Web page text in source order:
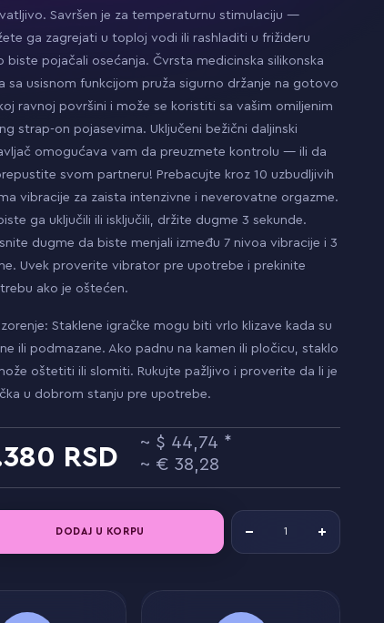
Savršen je za temperaturnu stimulaciju —
ga zagrejati u toploj vodi ili rashladiti u frižideru
biste pojačali osećanja. Čvrsta medicinska silikonska
sa usisnom funkcijom pruža sigurno držanje na gotovo
ravnoj površini i može se koristiti sa vašim omiljenim
strap-on pojasevima. Uključeni bežični daljinski
omogućava vam da preuzmete kontrolu — ili da
svom partneru! Prebacujte kroz 10 uzbudljivih
vibracije za zaista intenzivne i neverovatne orgazme.
ga uključili ili isključili, držite dugme 3 sekunde.
dugme da biste menjali između 7 nivoa vibracije i 3
Uvek proverite vibrator pre upotrebe i prekinite
ako je oštećen.
Staklene igračke mogu biti vrlo klizave kada su
ili podmazane. Ako padnu na kamen ili pločicu, staklo
oštetiti ili slomiti. Rukujte pažljivo i proverite da li je
u dobrom stanju pre upotrebe.
44,74
38,28
DODAJ U KORPU